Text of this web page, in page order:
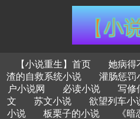
【小说重生】首页 她病得
渣的自救系统小说
灌肠惩罚
户小说网
必读小说 写修
文
苏文小说 欲望列车小
小说
板栗子的小说 《